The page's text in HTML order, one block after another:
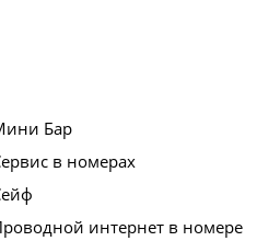
Бар
в номерах
интернет в номере